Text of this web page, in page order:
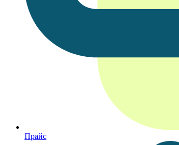
Прайс